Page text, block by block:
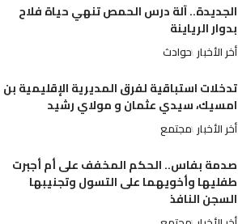
الجديدة.. آلة درس الحمص تنهي حياة فلاح
بدوار الرياينة
أخر الأخبار حوادث
تدخلات استباقية لفرق المديرية الإقليمية بن
امسيك، سيدي عثمان و مولاي رشيد
أخر الأخبار مجتمع
صدمة بفاس.. الحكم المخفف على أم أجبرت
طفليها وأخويهما على التسول وتجنيبها
السجن النافذ